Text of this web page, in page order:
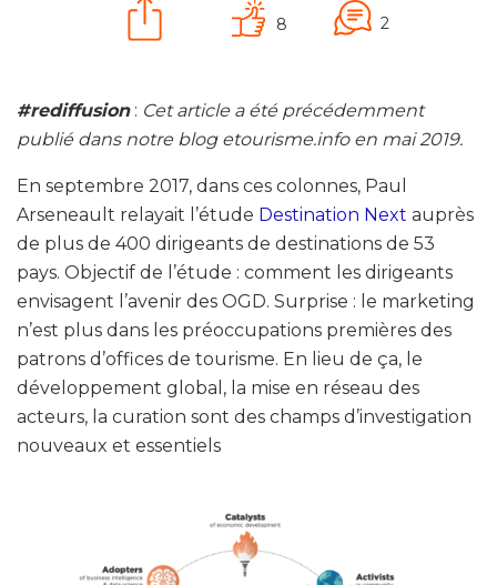
8 2
#rediffusion: Cet article a été précédemment
publié dans notre blog etourisme.info en mai 2019.
En septembre 2017, dans ces colonnes, Paul
Arseneault relayait l’étude Destination Next auprès
de plus de 400 dirigeants de destinations de 53
pays. Objectif de l’étude : comment les dirigeants
envisagent l’avenir des OGD. Surprise : le marketing
n’est plus dans les préoccupations premières des
patrons d’offices de tourisme. En lieu de ça, le
développement global, la mise en réseau des
acteurs, la curation sont des champs d’investigation
nouveaux et essentiels